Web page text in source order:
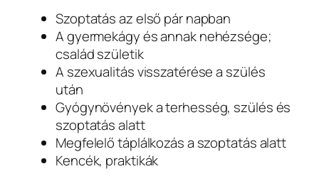
Szoptatás az első pár napban
A gyermekágy és annak nehézsége;
család születik
A szexualitás visszatérése a szülés
után
Gyógynövények a terhesség, szülés és
szoptatás alatt
Megfelelő táplálkozás a szoptatás alatt
Kencék, praktikák